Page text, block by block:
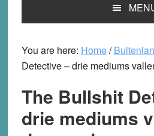
You are here: Home/
Detective – drie mediums
The Bullshit
drie mediums